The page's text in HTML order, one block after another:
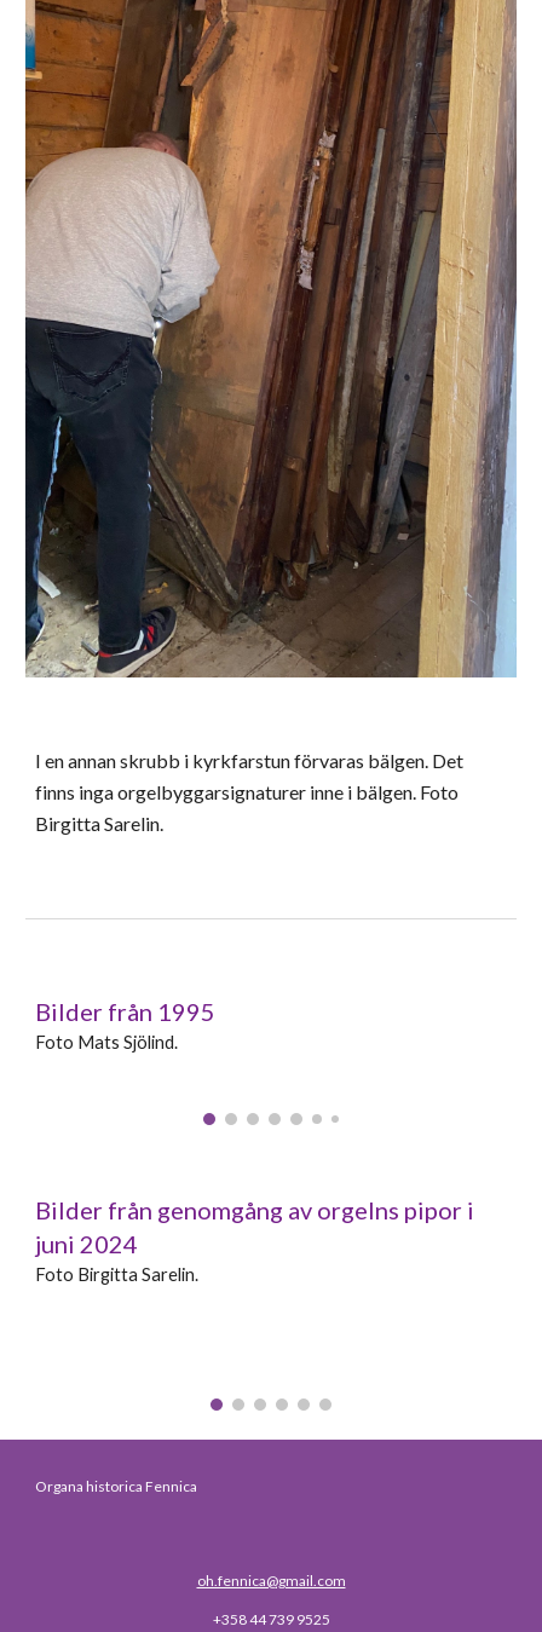
I en annan skrubb i kyrkfarstunförvaras bälgen. Det
finns inga orgelbyggarsignaturer inne i bälgen. Foto
Birgitta Sarelin.
Bilder från 1995
Foto Mats Sjölind.
Bilder från genomgång av orgelns pipor i
juni 2024
Foto Birgitta Sarelin.
Organa historica Fennica
oh.fennica@gmail.com
+358 44 739 9525